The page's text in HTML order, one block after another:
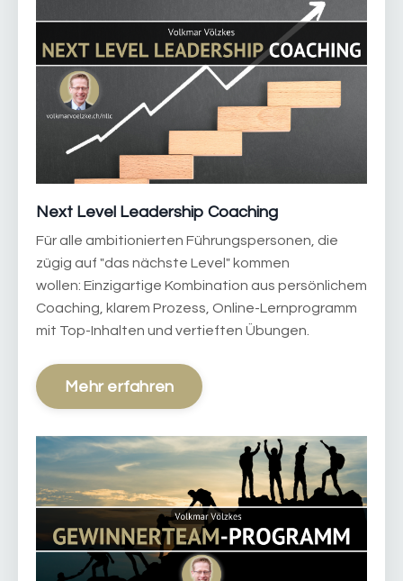
Next Level Leadership Coaching
Für alle ambitionierten Führungspersonen, die
zügig auf "das nächste Level" kommen
wollen: Einzigartige Kombination aus persönlichem
Coaching, klarem Prozess, Online-Lernprogramm
mit Top-Inhalten und vertieften Übungen.
Mehr erfahren